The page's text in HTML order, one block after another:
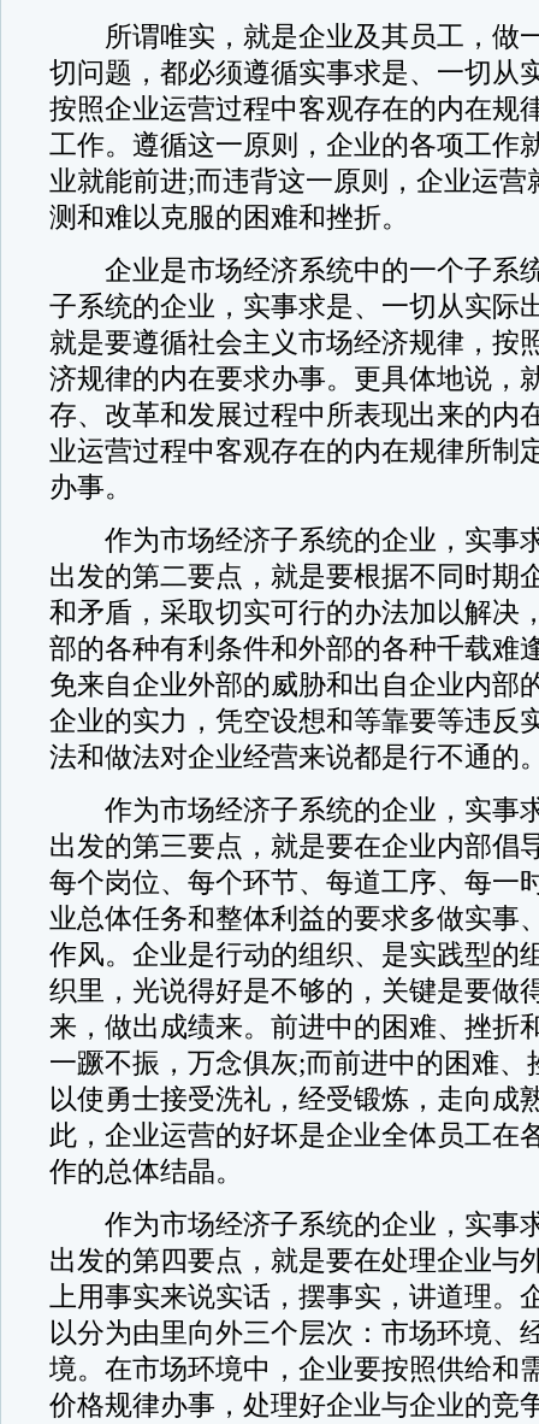
所谓唯实，就是企业及其员工，做
切问题，都必须遵循实事求是、一切从
按照企业运营过程中客观存在的内在规
工作。遵循这一原则，企业的各项工作
业就能前进;而违背这一原则，企业运营
测和难以克服的困难和挫折。
企业是市场经济系统中的一个子系
子系统的企业，实事求是、一切从实际
就是要遵循社会主义市场经济规律，按
济规律的内在要求办事。更具体地说，
存、改革和发展过程中所表现出来的内
业运营过程中客观存在的内在规律所制
办事。
作为市场经济子系统的企业，实事
出发的第二要点，就是要根据不同时期
和矛盾，采取切实可行的办法加以解决
部的各种有利条件和外部的各种千载难
免来自企业外部的威胁和出自企业内部
企业的实力，凭空设想和等靠要等违反
法和做法对企业经营来说都是行不通的
作为市场经济子系统的企业，实事
出发的第三要点，就是要在企业内部倡
每个岗位、每个环节、每道工序、每一
业总体任务和整体利益的要求多做实事
作风。企业是行动的组织、是实践型的
织里，光说得好是不够的，关键是要做
来，做出成绩来。前进中的困难、挫折
一蹶不振，万念俱灰;而前进中的困难、
以使勇士接受洗礼，经受锻炼，走向成
此，企业运营的好坏是企业全体员工在
作的总体结晶。
作为市场经济子系统的企业，实事
出发的第四要点，就是要在处理企业与
上用事实来说实话，摆事实，讲道理。
以分为由里向外三个层次：市场环境、
境。在市场环境中，企业要按照供给和
价格规律办事，处理好企业与企业的竞